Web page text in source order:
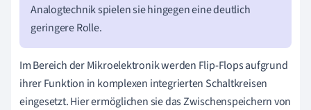
Analogtechnik spielen sie hingegen eine deutlich
geringere Rolle.
Im Bereich der Mikroelektronik werden Flip-Flops aufgrund
ihrer Funktion in komplexen integrierten Schaltkreisen
eingesetzt. Hier ermöglichen sie das Zwischenspeichern von